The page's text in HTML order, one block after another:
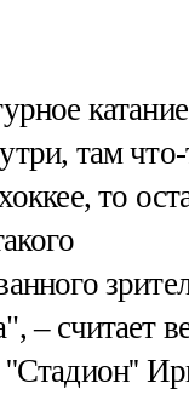
там
то
– считает